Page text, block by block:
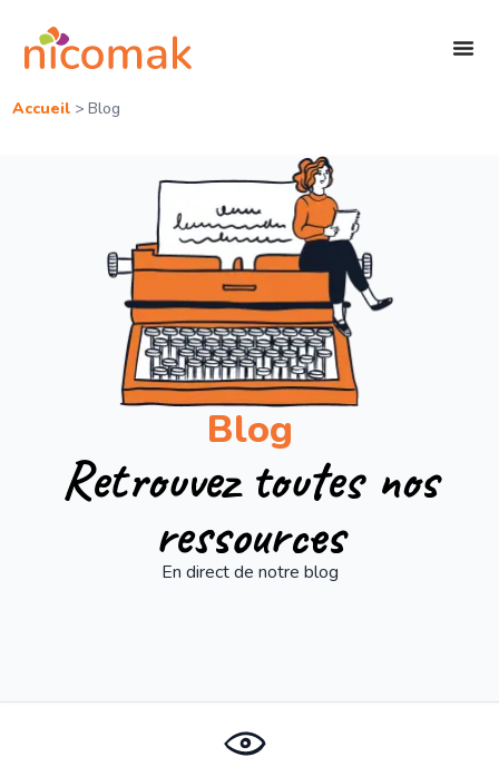
Accueil> Blog
Blog
Retrouvez toutes nos
ressources
En direct de notre blog